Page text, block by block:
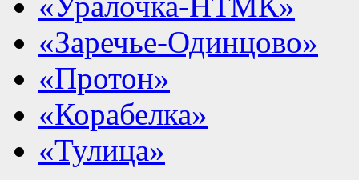
«Заречье-Одинцово»
«Протон»
«Корабелка»
«Тулица»